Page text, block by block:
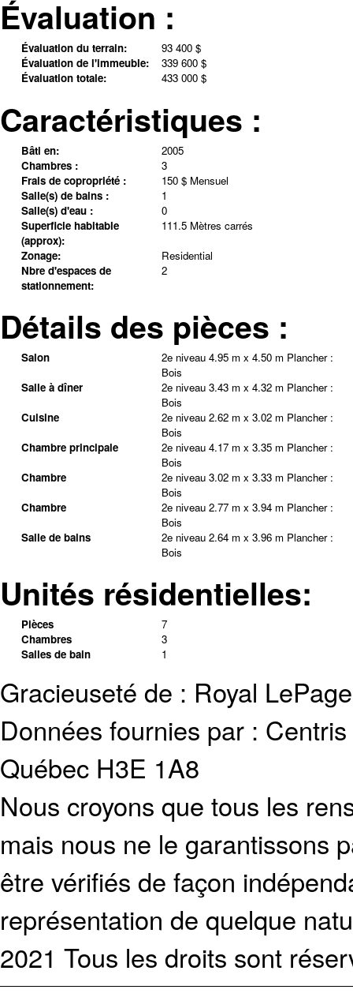
Évaluation :
Évaluation du terrain:
93 400 $
Évaluation de l'immeuble:
339 600 $
Évaluation totale:
433 000 $
Caractéristiques :
Bâti en:
2005
Chambres :
3
Frais de copropriété :
150 $ Mensuel
Salle(s) de bains :
1
Salle(s) d'eau :
0
Superficie habitable
(approx):
111.5 Mètres carrés
Zonage:
Residential
Nbre d'espaces de
stationnement:
2
Détails des pièces :
Salon 2e niveau 4.95 m x 4.50 m Plancher :
Bois
Salle à dîner
2e niveau 3.43 m x 4.32 m Plancher :
Bois
Cuisine
2e niveau 2.62 m x 3.02 m Plancher :
Bois
Chambre principale
2e niveau 4.17 m x 3.35 m Plancher :
Bois
Chambre
2e niveau 3.02 m x 3.33 m Plancher :
Bois
Chambre
2e niveau 2.77 m x 3.94 m Plancher :
Bois
Salle de bains
2e niveau 2.64 m x 3.96 m Plancher :
Bois
Unités résidentielles:
Pièces
7
Chambres
3
Salles de bain
1
Gracieuseté de : Royal
Données fournies par :
Québec H3E 1A8
Nous croyons que tous les
mais nous ne le garantissons
être vérifiés de façon
représentation de quelque
2021 Tous les droits sont